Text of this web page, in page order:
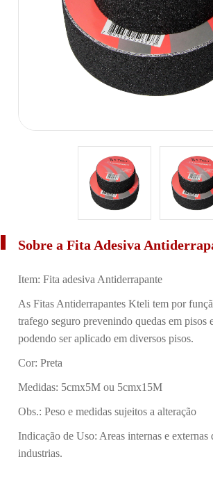
Sobre a Fita Adesiva
Item: Fita adesiva Antiderrapante
As Fitas Antiderrapantes Kteli tem por
trafego seguro prevenindo quedas em pisos
podendo ser aplicado em diversos pisos.
Cor: Preta
Medidas: 5cmx5M ou 5cmx15M
Obs.: Peso e medidas sujeitos a alteração
Indicação de Uso: Areas internas e externas
industrias.